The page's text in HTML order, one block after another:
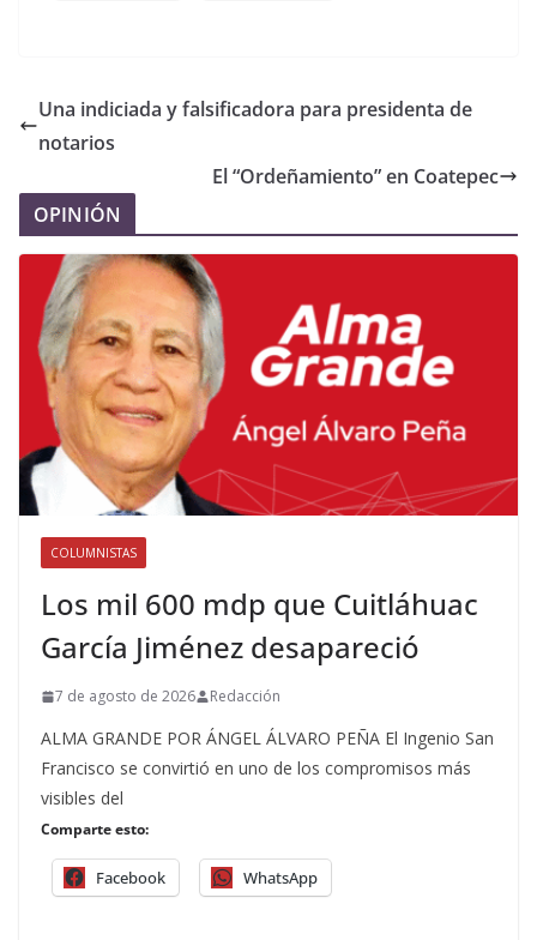
Una indiciada y falsificadora para presidenta de
notarios
El “Ordeñamiento” en Coatepec
OPINIÓN
COLUMNISTAS
Los mil 600 mdp que Cuitláhuac
García Jiménez desapareció
7 de agosto de 2026 Redacción
ALMA GRANDE POR ÁNGEL ÁLVARO PEÑA El Ingenio San
Francisco se convirtió en uno de los compromisos más
visibles del
Comparte esto:
Facebook WhatsApp